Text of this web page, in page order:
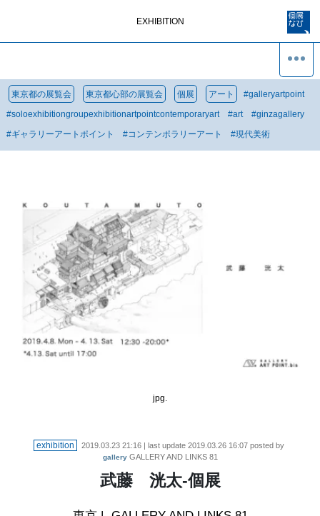
EXHIBITION
東京都の展覧会 東京都心部の展覧会 個展 アート #galleryartpoint
#soloexhibitiongroupexhibitionartpointcontemporaryart #art #ginzagallery
#ギャラリーアートポイント #コンテンポラリーアート #現代美術
jpg.
exhibition 2019.03.23 21:16 | last update 2019.03.26 16:07 posted by
gallery GALLERY AND LINKS 81
武藤 洸太-個展